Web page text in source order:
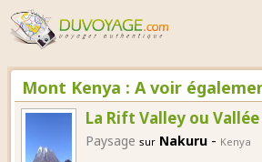
Mont Kenya : A voir
La Rift Valley ou
Paysage sur Nakuru- Kenya